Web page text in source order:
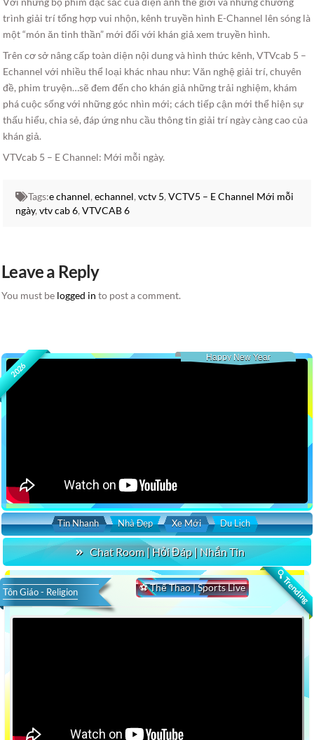
trình giải trí tổng hợp vui nhộn, kênh truyền hình E-Channel lên sóng là
một “món ăn tinh thần” mới đối với khán giả xem truyền hình.
Trên cơ sở nâng cấp toàn diện nội dung và hình thức kênh, VTVcab 5 –
Echannel với nhiều thể loại khác nhau như: Văn nghệ giải trí, chuyên
đề, phim truyện…sẽ đem đến cho khán giả những trải nghiệm, khám
phá cuộc sống với những góc nhìn mới; cách tiếp cận mới thể hiện sự
thấu hiểu, chia sẻ, đáp ứng nhu cầu thông tin giải trí ngày càng cao của
khán giả.
VTVcab 5 – E Channel: Mới mỗi ngày.
Tags:e channel, echannel, vctv 5, VCTV5 – E Channel Mới mỗi
ngày, vtv cab 6, VTVCAB 6
Leave a Reply
You must be logged in to post a comment.
2026
Happy New Year
Tin Nhanh Nhà Đẹp Xe Mới Du Lịch
Chat Room | Hỏi Đáp | Nhắn Tin
🔍 Trending
⚽ Thể Thao | Sports Live
Tôn Giáo - Religion